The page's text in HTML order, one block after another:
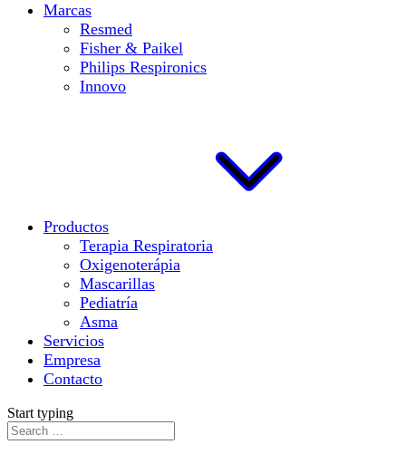
Marcas
Resmed
Fisher & Paikel
Philips Respironics
Innovo
Productos
Terapia Respiratoria
Oxigenoterápia
Mascarillas
Pediatría
Asma
Servicios
Empresa
Contacto
Start typing